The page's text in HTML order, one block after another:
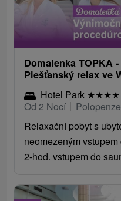
Domalenka TOPKA
Piešťanský relax ve
Hotel Park ★★★★
Od 2 Nocí
Polopenze
Relaxační pobyt s
neomezeným
2-hod. vstupem do